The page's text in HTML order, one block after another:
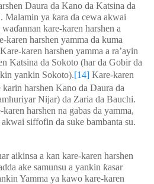
Daura da Kano da Katsina da
Malamin ya ƙara da cewa akwai
waɗannan kare-karen harshen a
karen harshen yamma da kuma
karen harshen yamma a ra’ayin
Katsina da Sokoto (har da Gobir da
yankin Sokoto).[14] Kare-karen
harshen Kano da Daura da
Nijar) da Zaria da Bauchi.
harshen na gabas da yamma,
siffofin da suke bambanta su.
aikinsa a kan kare-karen harshen
ake samunsu a yankin ƙasar
Yamma ya kawo kare-karen